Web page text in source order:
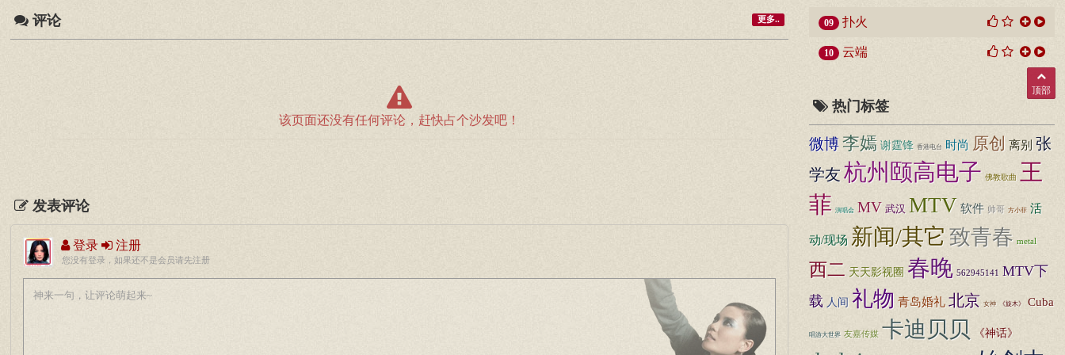
评论 更多..
该页面还没有任何评论，赶快占个沙发吧！
发表评论
登录 注册
您没有登录，如果还不是会员请先注册
09 扑火
10 云端
热门标签
微博李嫣 谢霆锋 香港电台 时尚 原创 离别 张
学友杭州颐高电子 佛教歌曲 王
菲 演唱会 MV 武汉 MTV 软件 帅哥 方小菲 活
动/现场 新闻/其它 致青春 metal
西二 天天影视圈 春晚 562945141 MTV下
载 人间 礼物 青岛婚礼 北京 女神 《旋木》 Cuba
唱游大世界 友嘉传媒 卡迪贝贝 《神话》
顶部